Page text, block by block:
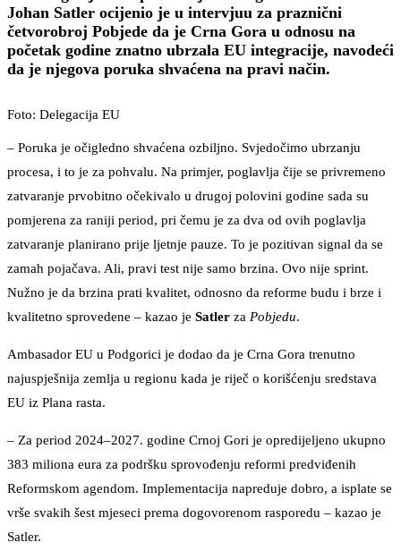
Johan Satler ocijenio je u intervjuu za praznični
četvorobroj Pobjede da je Crna Gora u odnosu na
početak godine znatno ubrzala EU integracije, navodeći
da je njegova poruka shvaćena na pravi način.
Foto: Delegacija EU
– Poruka je očigledno shvaćena ozbiljno. Svjedočimo ubrzanju
procesa, i to je za pohvalu. Na primjer, poglavlja čije se privremeno
zatvaranje prvobitno očekivalo u drugoj polovini godine sada su
pomjerena za raniji period, pri čemu je za dva od ovih poglavlja
zatvaranje planirano prije ljetnje pauze. To je pozitivan signal da se
zamah pojačava. Ali, pravi test nije samo brzina. Ovo nije sprint.
Nužno je da brzina prati kvalitet, odnosno da reforme budu i brze i
kvalitetno sprovedene – kazao je Satler za Pobjedu.
Ambasador EU u Podgorici je dodao da je Crna Gora trenutno
najuspješnija zemlja u regionu kada je riječ o korišćenju sredstava
EU iz Plana rasta.
– Za period 2024–2027. godine Crnoj Gori je opredijeljeno ukupno
383 miliona eura za podršku sprovođenju reformi predviđenih
Reformskom agendom. Implementacija napreduje dobro, a isplate se
vrše svakih šest mjeseci prema dogovorenom rasporedu – kazao je
Satler.